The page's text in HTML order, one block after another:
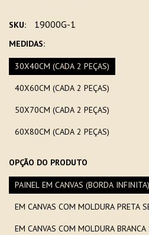
SKU: 19000G-1
MEDIDAS:
30X40CM (CADA 2 PEÇAS)
40X60CM (CADA 2 PEÇAS)
50X70CM (CADA 2 PEÇAS)
60X80CM (CADA 2 PEÇAS)
OPÇÃO DO PRODUTO
PAINEL EM CANVAS (BORDA INFINITA)
EM
EM CANVAS COM MOLDURA BRANCA